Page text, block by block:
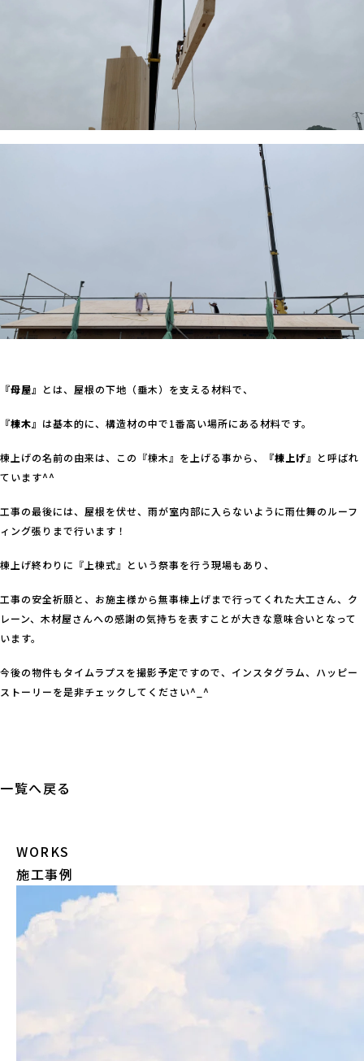
『母屋』 とは、屋根の下地（垂木）を支える材料で、
『棟木』 は基本的に、構造材の中で1番高い場所にある材料です。
棟上げの名前の由来は、この『棟木』を上げる事から、 『棟上げ』 と呼ばれ
ています^^
工事の最後には、屋根を伏せ、雨が室内部に入らないように雨仕舞のルーフ
ィング張りまで行います！
棟上げ終わりに『上棟式』という祭事を行う現場もあり、
工事の安全祈願と、お施主様から無事棟上げまで行ってくれた大工さん、ク
レーン、木材屋さんへの感謝の気持ちを表すことが大きな意味合いとなって
います。
今後の物件もタイムラプスを撮影予定ですので、インスタグラム、ハッピー
ストーリーを是非チェックしてください^_^
一覧へ戻る
WORKS
施工事例